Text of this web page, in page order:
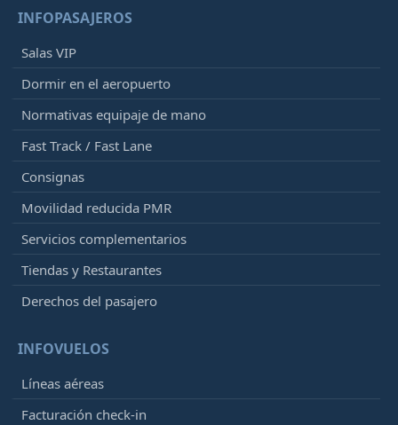
INFOPASAJEROS
Salas VIP
Dormir en el aeropuerto
Normativas equipaje de mano
Fast Track / Fast Lane
Consignas
Movilidad reducida PMR
Servicios complementarios
Tiendas y Restaurantes
Derechos del pasajero
INFOVUELOS
Líneas aéreas
Facturación check-in